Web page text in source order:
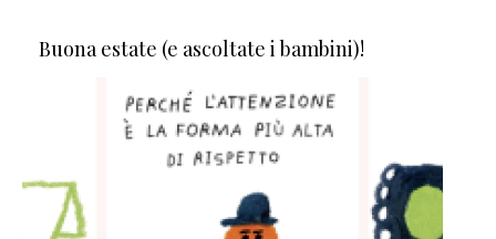
Buona estate (e ascoltate i bambini)!